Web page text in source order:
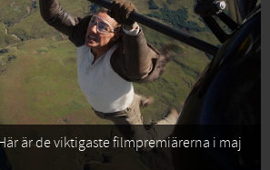
är de viktigaste filmpremiärerna i maj